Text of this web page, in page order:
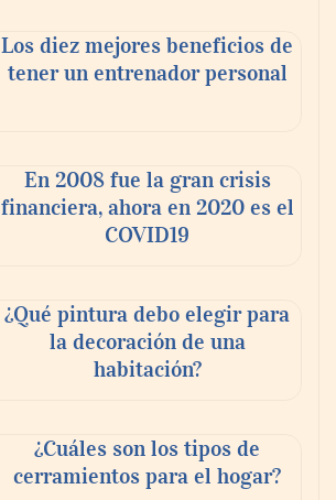
Los diez mejores beneficios de
tener un entrenador personal
En 2008 fue la gran crisis
financiera, ahora en 2020 es el
COVID19
¿Qué pintura debo elegir para
la decoración de una
habitación?
¿Cuáles son los tipos de
cerramientos para el hogar?